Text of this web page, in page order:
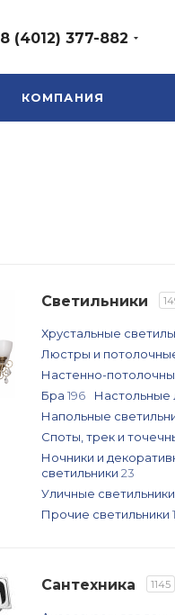
8 (4012) 377-882
КОМПАНИЯ
Светильники
Хрустальные
Люстры и
Настенно-
Бра 196 Настольные
Напольные
Споты, трек и
Ночники и
светильники 23
Уличные
Прочие светильники
Сантехника 1145